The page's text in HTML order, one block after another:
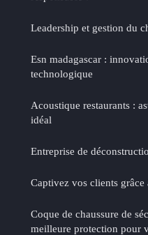
Leadership et gestion du
Esn madagascar :
technologique
Acoustique restaurants :
idéal
Entreprise de
Captivez vos clients
Coque de chaussure de
meilleure protection pour